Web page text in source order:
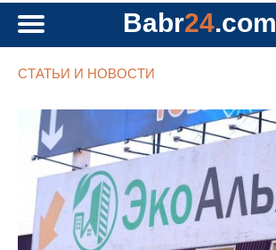
Babr24.com
СТАТЬИ И НОВОСТИ